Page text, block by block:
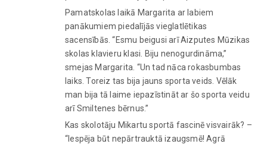
Pamatskolas laikā Margarita ar labiem
panākumiem piedalījās vieglatlētikas
sacensībās. “Esmu beigusi arī Aizputes Mūzikas
skolas klavieru klasi. Biju nenogurdināma,”
smejas Margarita. “Un tad nāca rokasbumbas
laiks. Toreiz tas bija jauns sporta veids. Vēlāk
man bija tā laime iepazīstināt ar šo sporta veidu
arī Smiltenes bērnus.”
Kas skolotāju Mikartu sportā fascinē visvairāk? –
“Iespēja būt nepārtrauktā izaugsmē! Agrā